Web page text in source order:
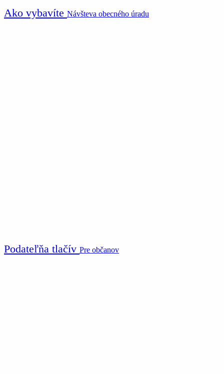
Ako vybavíte Návšteva obecného úradu
Podateľňa tlačív Pre občanov